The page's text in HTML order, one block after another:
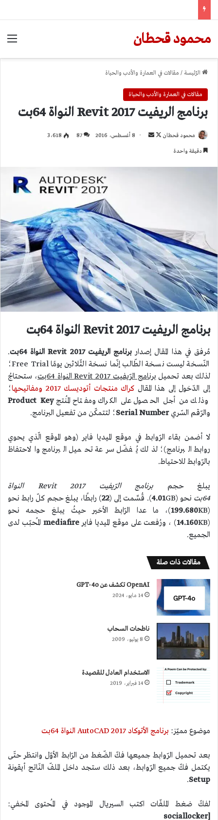
محمود قحطان
الرّئيسة / مقالات في العمارة والأدب والحياة
مقالات في العمارة والأدب والحياة
برنامج الريفيت 2017 Revit النواة 64بت
محمود قحطان
تابعأرسل
8 أغسطس، 2016 87 3٬618
دقيقة واحدة
برنامج الريفيت 2017 Revit النواة 64بت
مُرفق في هذا المقال إصدار برنامج الريفيت 2017 Revit النواة 64بت
.
النّسخة ليست نسخة الطّالب إنّما نسخة الثّلاثين يومًا Free Trial؛
لذلك بعد تحميل برنامج الرّيفيت 2017 Revit النواة 64بت
، ستحتاجُ
إلى الدّخول إلى هذا المقال كراك منتجات أتوديسك 2017 ومفاتيحها
؛
وذلك من أجل الحصول على الكراك ومفتاح المُنتجProduct Key
والرّقم السّريSerial Number ؛ لتتمكّن من تفعيل البرنامج.
لا أضمن بقاء الرّوابط في موقع الميديا فاير (وهو الموقع الّذي يحوي
روابط البرنامج)؛ لذلك يُفضّل سرعة تحميل البرنامج والاحتفاظ
بالرّوابط للاحتياط.
يبلغ حجم
برنامج الرّيفيت 2017 Revit النواة
64بت
نحو ( 4.01GB). قُسِّمت إلى ( 22) رابطًا، يبلغ حجم كلّ رابط نحو
(
199.680KB)، ما عدا الرّابط الأخير حيثُ يبلغ حجمه نحو
(
14.160KB) ، ورُفعت على موقع الميديا فاير mediafire المُحبّب لدى
الجميع.
مقالات ذات صلة
OpenAI تكشف عن GPT-4o
14 مايو، 2024
ناطحات السحاب
8 يوليو، 2009
الاستخدام العادل للقصيدة
14 فبراير، 2019
موضوع مميّز: برنامج الأتوكاد AutoCAD 2017 النواة 64بت
بعد تحميل الرّوابط جميعها فكّ الضّغط من الرّابط الأوّل وانتظر حتّى
يكتمل فكّ جميع الرّوابط، بعد ذلك ستجد داخل الملفّ النّاتج أيقونة
Setup
.
لفكّ ضغط الملفّات اكتب السيريال الموجود في المُحتوى المخفي:
[sociallocker